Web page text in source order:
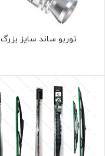
توربو ساند سایز بزرگ